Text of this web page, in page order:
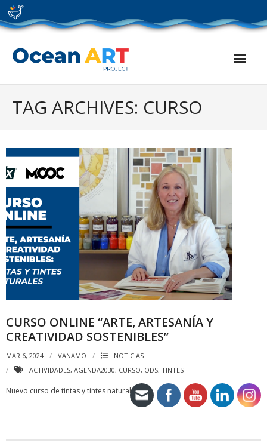
Skip
to
content
TAG ARCHIVES: CURSO
CURSO ONLINE “ARTE, ARTESANÍA Y
CREATIVIDAD SOSTENIBLES”
MAR 6, 2024 VANAMO
NOTICIAS
ACTIVIDADES, AGENDA2030, CURSO, ODS, TINTES
Nuevo curso de tintas y tintes naturales.